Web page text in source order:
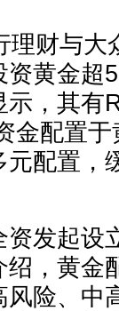
财与大
黄金超
，其有
金配置
配置，
发起设
，黄金
险、中